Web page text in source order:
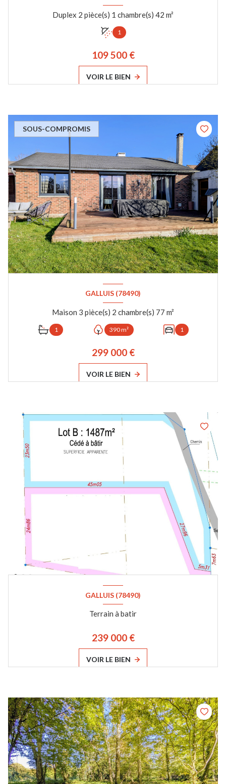
Duplex 2 pièce(s) 1 chambre(s) 42 m²
1
109 500 €
VOIR LE BIEN
SOUS-COMPROMIS
GALLUIS (78490)
Maison 3 pièce(s) 2 chambre(s) 77 m²
1 390 m² 1
299 000 €
VOIR LE BIEN
GALLUIS (78490)
Terrain à batir
239 000 €
VOIR LE BIEN